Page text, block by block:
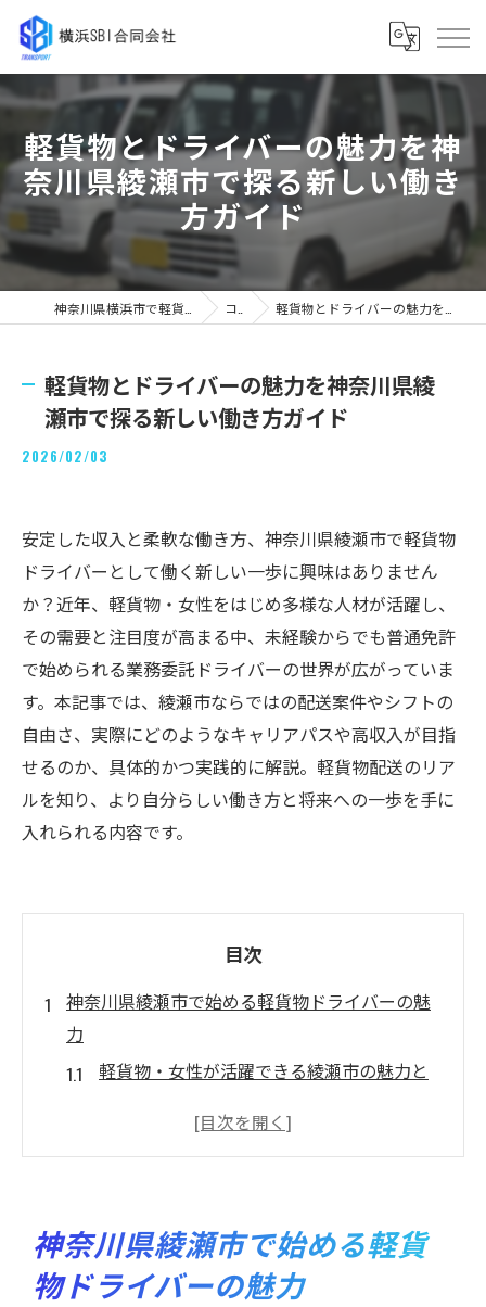
軽貨物とドライバーの魅力を神
奈川県綾瀬市で探る新しい働き
方ガイド
コラム 軽貨物とドライバーの魅力を神奈川県綾瀬市で探る新しい働き方ガイド
軽貨物とドライバーの魅力を神奈川県綾
瀬市で探る新しい働き方ガイド
2026/02/03
安定した収入と柔軟な働き方、神奈川県綾瀬市で軽貨物
ドライバーとして働く新しい一歩に興味はありません
か？近年、軽貨物・女性をはじめ多様な人材が活躍し、
その需要と注目度が高まる中、未経験からでも普通免許
で始められる業務委託ドライバーの世界が広がっていま
す。本記事では、綾瀬市ならではの配送案件やシフトの
自由さ、実際にどのようなキャリアパスや高収入が目指
せるのか、具体的かつ実践的に解説。軽貨物配送のリア
ルを知り、より自分らしい働き方と将来への一歩を手に
入れられる内容です。
目次
神奈川県綾瀬市で始める軽貨物ドライバーの魅
力
軽貨物・女性が活躍できる綾瀬市の魅力と
未経験歓迎の軽貨物ドライバー求人事情
大
柔軟なシフト対応が叶う理由とその背景
神奈川県綾瀬市で始める軽貨
物ドライバーの魅力